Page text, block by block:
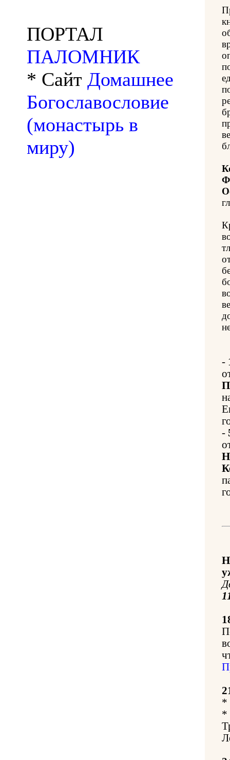
ПОРТАЛ
ПАЛОМНИК
* Сайт Домашнее
Богославословие
(монастырь в
миру)
-
-
*
*